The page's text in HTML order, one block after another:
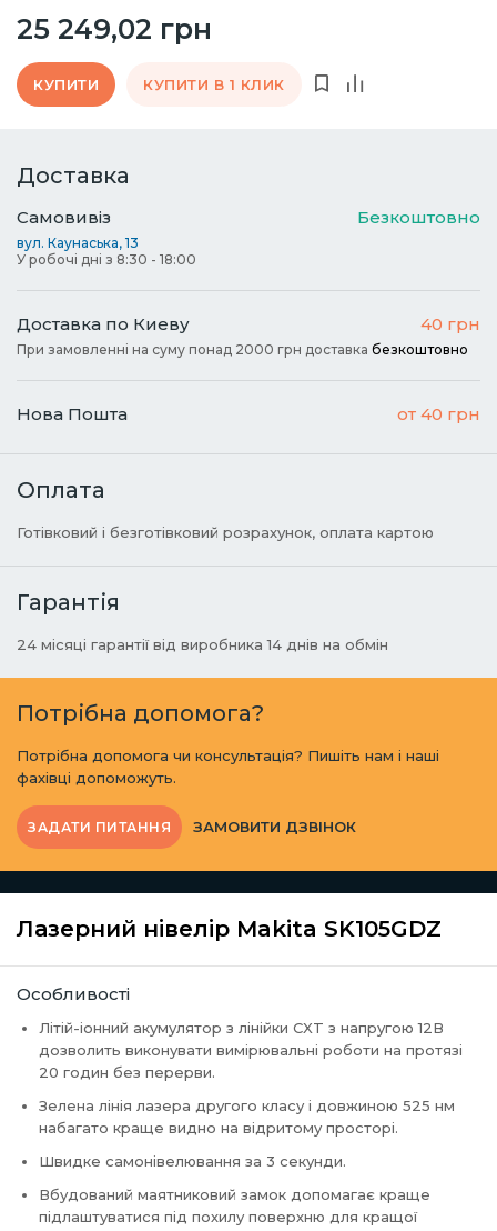
25 249,02 грн
КУПИТИ КУПИТИ В 1 КЛИК
Доставка
Самовивіз Безкоштовно
вул. Каунаська, 13
У робочі дні з 8:30 - 18:00
Доставка по Киеву 40 грн
При замовленні на суму понад 2000 грн доставка безкоштовно
Нова Пошта от 40 грн
Оплата
Готівковий і безготівковий розрахунок, оплата картою
Гарантія
24 місяці гарантії від виробника 14 днів на обмін
Потрібна допомога?
Потрібна допомога чи консультація? Пишіть нам і наші
фахівці допоможуть.
ЗАДАТИ ПИТАННЯ ЗАМОВИТИ ДЗВІНОК
Лазерний нівелір Makita SK105GDZ
Особливості
Літій-іонний акумулятор з лінійки CXT з напругою 12В
дозволить виконувати вимірювальні роботи на протязі
20 годин без перерви.
Зелена лінія лазера другого класу і довжиною 525 нм
набагато краще видно на відритому просторі.
Швидке самонівелювання за 3 секунди.
Вбудований маятниковий замок допомагає краще
підлаштуватися під похилу поверхню для кращої